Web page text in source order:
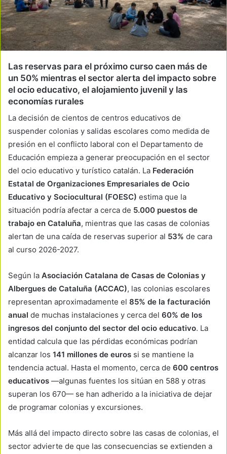
Las reservas para el próximo curso caen más de
un 50% mientras el sector alerta del impacto sobre
el ocio educativo, el alojamiento juvenil y las
economías rurales
La decisión de cientos de centros educativos de
suspender colonias y salidas escolares como medida de
presión en el conflicto laboral con el Departamento de
Educación empieza a generar preocupación en el sector
del ocio educativo y turístico catalán. La Federación
Estatal de Organizaciones Empresariales de Ocio
Educativo y Sociocultural (FOESC) estima que la
situación podría afectar a cerca de 5.000 puestos de
trabajo en Cataluña, mientras que las casas de colonias
alertan de una caída de reservas superior al 53% de cara
al curso 2026-2027.
Según la Asociación Catalana de Casas de Colonias y
Albergues de Cataluña (ACCAC), las colonias escolares
representan aproximadamente el 85% de la facturación
anual de muchas instalaciones y cerca del 60% de los
ingresos del conjunto del sector del ocio educativo. La
entidad calcula que las pérdidas económicas podrían
alcanzar los 141 millones de euros si se mantiene la
tendencia actual. Hasta el momento, cerca de 600 centros
educativos —algunas fuentes los sitúan en 588 y otras
superan los 670— se han adherido a la iniciativa de dejar
de programar colonias y excursiones.
Más allá del impacto directo sobre las casas de colonias, el
sector advierte de que las consecuencias se extienden a